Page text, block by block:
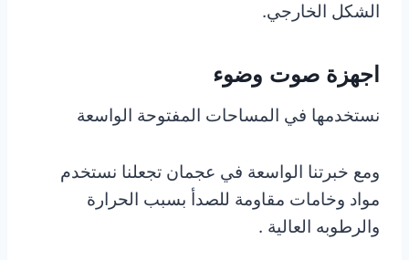
الشكل الخارجي.
اجهزة صوت وضوء
نستخدمها في المساحات المفتوحة الواسعة
ومع خبرتنا الواسعة في عجمان تجعلنا نستخدم
مواد وخامات مقاومة للصدأ بسبب الحرارة
والرطوبه العالية .